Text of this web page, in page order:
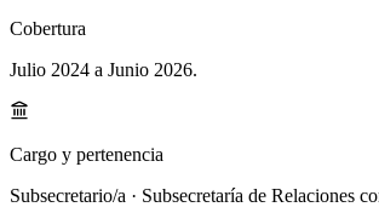
Cobertura
Julio 2024 a Junio 2026.
Cargo y pertenencia
Subsecretario/a · Subsecretaría de Relaciones